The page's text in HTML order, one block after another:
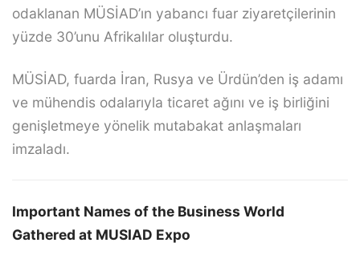
odaklanan MÜSİAD’ın yabancı fuar ziyaretçilerinin
yüzde 30’unu Afrikalılar oluşturdu.
MÜSİAD, fuarda İran, Rusya ve Ürdün’den iş adamı
ve mühendis odalarıyla ticaret ağını ve iş birliğini
genişletmeye yönelik mutabakat anlaşmaları
imzaladı.
Important Names of the Business World
Gathered at MUSIAD Expo